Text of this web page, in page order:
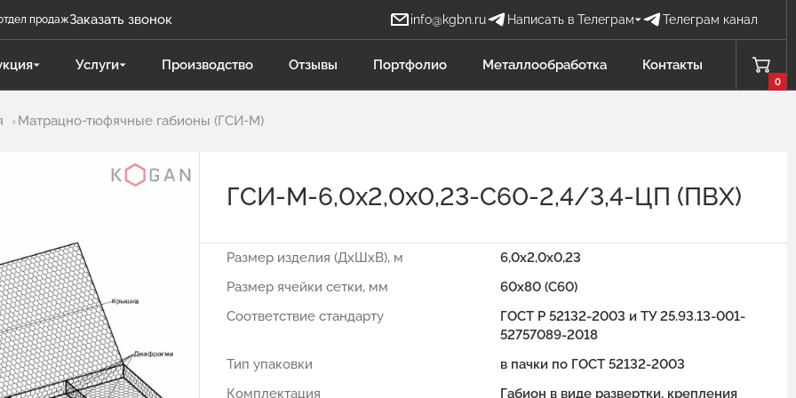
продажЗаказать звонок info@kgbn.ru Написать в Телеграм Телеграм канал
Задать вопрос БН Бова Наталья
Отдел продаж
Даниленко Иван
Поликарпова Светлана СВ Садков Владимир
Отдел продаж Гидравлика
ЛЮ
Отдел продаж Металлообработка
Услуги Производство Отзывы Портфолио Металлообработка Контакты
0
Матрацно-тюфячные габионы (ГСИ-М)
ГСИ-М-6,0х2,0х0,23-С60-2,4/3,4-ЦП (ПВХ)
Размер изделия (ДхШхВ), м
6,0х2,0х0,23
Размер ячейки сетки, мм
60х80 (С60)
Соответствие стандарту
ГОСТ Р 52132-2003 и ТУ 25.93.13-001-
52757089-2018
Тип упаковки
в пачки по ГОСТ 52132-2003
Комплектация
Габион в виде развертки, крепления